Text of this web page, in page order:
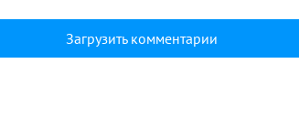
Загрузить комментарии